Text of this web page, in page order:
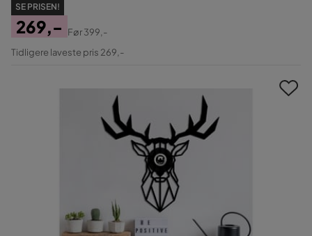
SE PRISEN!
Pris
269,-
Original
Før399,-
Tidligere laveste pris 269,-